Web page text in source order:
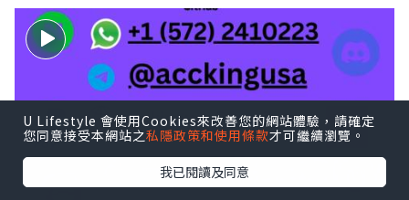
U Lifestyle 會使用Cookies來改善您的網站體驗，請確定
您同意接受本網站之私隱政策和使用條款才可繼續瀏覽。
我已閱讀及同意